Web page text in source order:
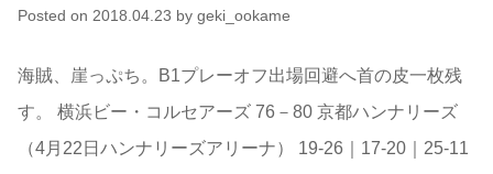
Posted on 2018.04.23 by geki_ookame
海賊、崖っぷち。B1プレーオフ出場回避へ首の皮一枚残
す。 横浜ビー・コルセアーズ 76－80 京都ハンナリーズ
（4月22日ハンナリーズアリーナ） 19-26｜17-20｜25-11